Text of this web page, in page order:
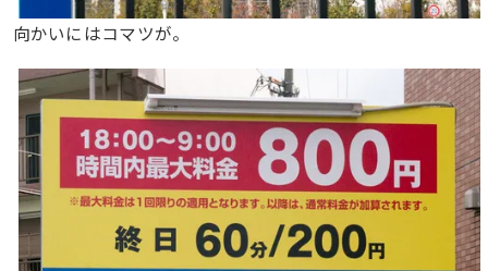
向かいにはコマツが。